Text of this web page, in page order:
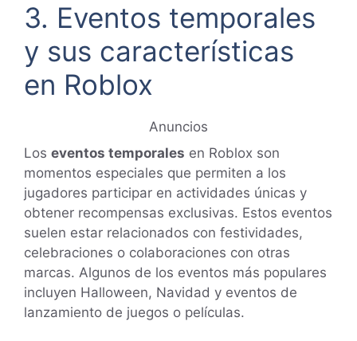
3. Eventos temporales
y sus características
en Roblox
Anuncios
Los eventos temporales en Roblox son
momentos especiales que permiten a los
jugadores participar en actividades únicas y
obtener recompensas exclusivas. Estos eventos
suelen estar relacionados con festividades,
celebraciones o colaboraciones con otras
marcas. Algunos de los eventos más populares
incluyen Halloween, Navidad y eventos de
lanzamiento de juegos o películas.